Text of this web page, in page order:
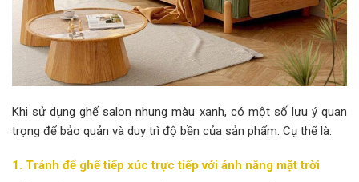
Khi sử dụng ghế salon nhung màu xanh, có một số lưu ý quan
trọng để bảo quản và duy trì độ bền của sản phẩm. Cụ thể là:
1. Tránh để ghế tiếp xúc trực tiếp với ánh nắng mặt trời